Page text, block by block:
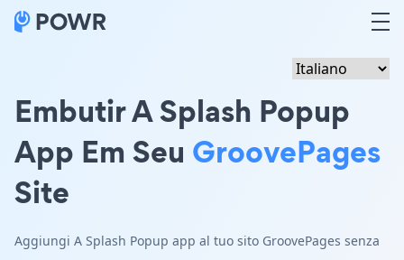
Embutir A Splash Popup
App Em Seu GroovePages
Site
Aggiungi A Splash Popup app al tuo sito GroovePages senza